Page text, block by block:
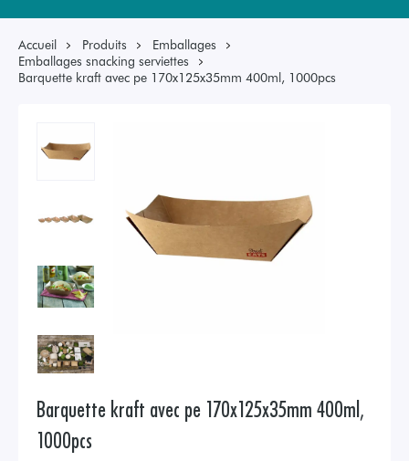
Accueil Produits
Emballages
Emballages snacking serviettes
Barquette kraft avec pe 170x125x35mm 400ml, 1000pcs
Barquette kraft avec pe 170x125x35mm 400ml,
1000pcs